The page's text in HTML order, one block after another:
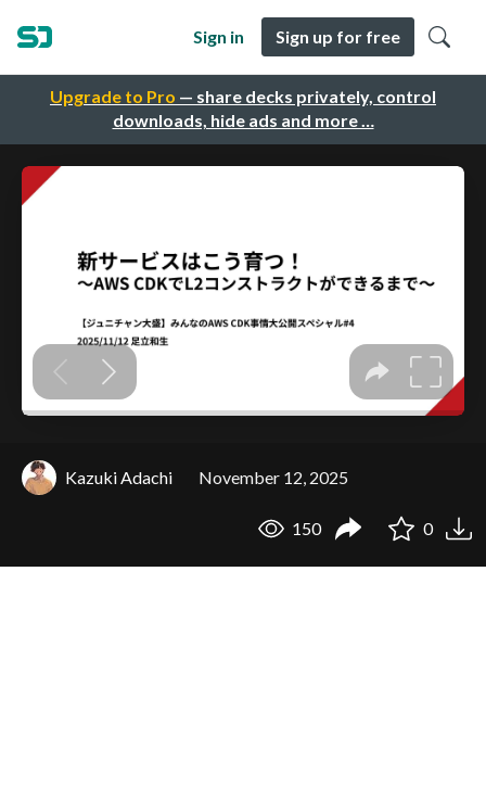
Upgrade to Pro — share decks privately, control
downloads, hide ads and more …
Sign in Sign up for free
Kazuki Adachi November 12, 2025
150 0